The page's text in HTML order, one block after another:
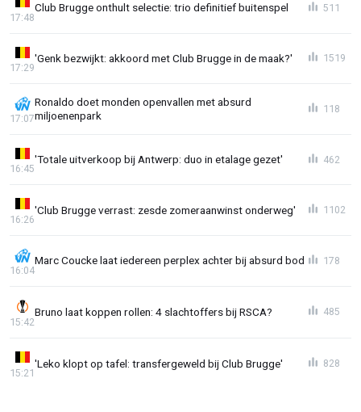
Club Brugge onthult selectie: trio definitief buitenspel
17:48
511
'Genk bezwijkt: akkoord met Club Brugge in de maak?'
17:29
1519
Ronaldo doet monden openvallen met absurd
miljoenenpark
17:07
118
'Totale uitverkoop bij Antwerp: duo in etalage gezet'
16:45
462
'Club Brugge verrast: zesde zomeraanwinst onderweg'
16:26
1102
Marc Coucke laat iedereen perplex achter bij absurd bod
16:04
178
Bruno laat koppen rollen: 4 slachtoffers bij RSCA?
15:42
485
'Leko klopt op tafel: transfergeweld bij Club Brugge'
15:21
828